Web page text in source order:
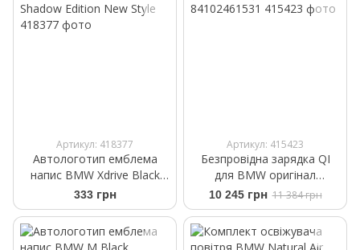
Артикул: 418377
Автологотип емблема
напис BMW Xdrive Black
Shadow Edition New Style
333 грн
Артикул: 415423
Безпровідна зарядка QI
для BMW оригінал
84102461531
10 245 грн 11 384 грн